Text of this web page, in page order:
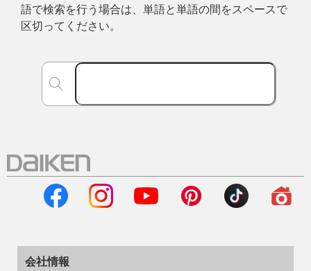
語で検索を行う場合は、単語と単語の間をスペースで
区切ってください。
会社情報